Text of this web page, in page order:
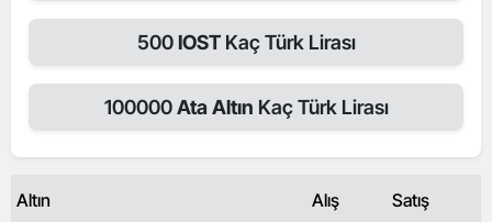
500IOST Kaç Türk Lirası
100000Ata Altın Kaç Türk Lirası
Altın Alış Satış